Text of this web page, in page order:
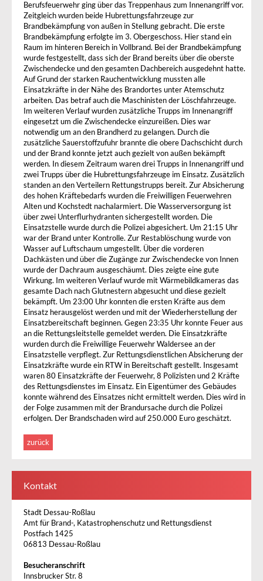
Berufsfeuerwehr ging über das Treppenhaus zum Innenangriff vor.
Zeitgleich wurden beide Hubrettungsfahrzeuge zur
Brandbekämpfung von außen in Stellung gebracht. Die erste
Brandbekämpfung erfolgte im 3. Obergeschoss. Hier stand ein
Raum im hinteren Bereich in Vollbrand. Bei der Brandbekämpfung
wurde festgestellt, dass sich der Brand bereits über die oberste
Zwischendecke und den gesamten Dachbereich ausgedehnt hatte.
Auf Grund der starken Rauchentwicklung mussten alle
Einsatzkräfte in der Nähe des Brandortes unter Atemschutz
arbeiten. Das betraf auch die Maschinisten der Löschfahrzeuge.
Im weiteren Verlauf wurden zusätzliche Trupps im Innenangriff
eingesetzt um die Zwischendecke einzureißen. Dies war
notwendig um an den Brandherd zu gelangen. Durch die
zusätzliche Sauerstoffzufuhr brannte die obere Dachschicht durch
und der Brand konnte jetzt auch gezielt von außen bekämpft
werden. In diesem Zeitraum waren drei Trupps in Innenangriff und
zwei Trupps über die Hubrettungsfahrzeuge im Einsatz. Zusätzlich
standen an den Verteilern Rettungstrupps bereit. Zur Absicherung
des hohen Kräftebedarfs wurden die Freiwilligen Feuerwehren
Alten und Kochstedt nachalarmiert. Die Wasserversorgung ist
über zwei Unterflurhydranten sichergestellt worden. Die
Einsatzstelle wurde durch die Polizei abgesichert. Um 21:15 Uhr
war der Brand unter Kontrolle. Zur Restablöschung wurde von
Wasser auf Luftschaum umgestellt. Über die vorderen
Dachkästen und über die Zugänge zur Zwischendecke von Innen
wurde der Dachraum ausgeschäumt. Dies zeigte eine gute
Wirkung. Im weiteren Verlauf wurde mit Wärmebildkameras das
gesamte Dach nach Glutnestern abgesucht und diese gezielt
bekämpft. Um 23:00 Uhr konnten die ersten Kräfte aus dem
Einsatz herausgelöst werden und mit der Wiederherstellung der
Einsatzbereitschaft beginnen. Gegen 23:35 Uhr konnte Feuer aus
an die Rettungsleitstelle gemeldet werden. Die Einsatzkräfte
wurden durch die Freiwillige Feuerwehr Waldersee an der
Einsatzstelle verpflegt. Zur Rettungsdienstlichen Absicherung der
Einsatzkräfte wurde ein RTW in Bereitschaft gestellt. Insgesamt
waren 80 Einsatzkräfte der Feuerwehr, 8 Polizisten und 2 Kräfte
des Rettungsdienstes im Einsatz. Ein Eigentümer des Gebäudes
konnte während des Einsatzes nicht ermittelt werden. Dies wird in
der Folge zusammen mit der Brandursache durch die Polizei
erfolgen. Der Brandschaden wird auf 250.000 Euro geschätzt.
zurück
Kontakt
Stadt Dessau-Roßlau
Amt für Brand-, Katastrophenschutz und Rettungsdienst
Postfach 1425
06813 Dessau-Roßlau
Besucheranschrift
Innsbrucker Str. 8